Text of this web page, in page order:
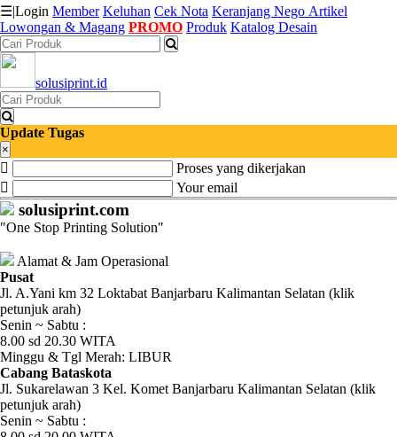
Katalog
Produk
Petugas
Riwayat
Transaksi
Tagihan
Berjalan
Pembayaran
Pendapatan
Fee
Ganti
Password
☰|Login Member Keluhan Cek Nota Keranjang Nego Artikel
Lowongan & Magang PROMO Produk Katalog Desain
solusiprint.id
Update Tugas
×
Proses yang dikerjakan
Your email
solusiprint.com
"One Stop Printing Solution"
Alamat & Jam Operasional
Pusat
Jl. A.Yani km 32 Loktabat Banjarbaru Kalimantan Selatan (klik
petunjuk arah)
Senin ~ Sabtu :
8.00 sd 20.30 WITA
Minggu & Tgl Merah: LIBUR
Cabang Bataskota
Jl. Sukarelawan 3 Kel. Komet Banjarbaru Kalimantan Selatan (klik
petunjuk arah)
Senin ~ Sabtu :